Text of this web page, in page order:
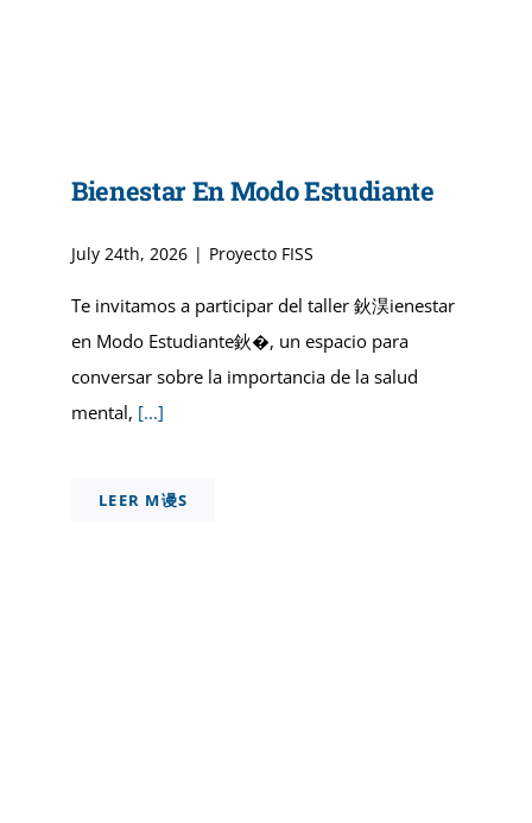
Bienestar En Modo Estudiante
July 24th, 2026 | Proyecto FISS
Te invitamos a participar del taller 鈥淏ienestar
en Modo Estudiante鈥�, un espacio para
conversar sobre la importancia de la salud
mental, [...]
LEER M谩S